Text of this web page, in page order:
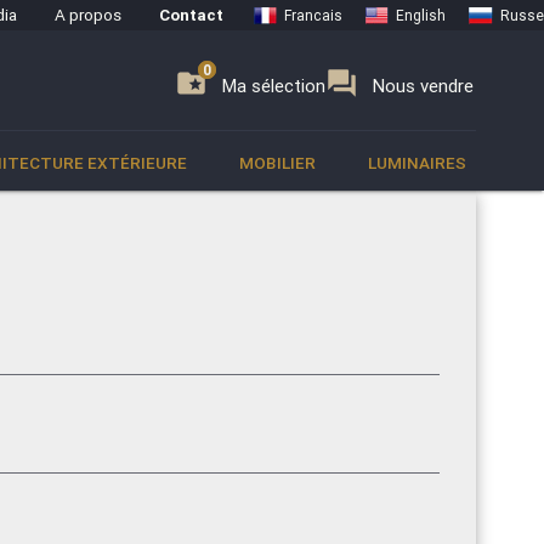
A propos Contact Francais English Russe
folder_special Ma sélection
0 forum Nous vendre
0
EXTÉRIEURE MOBILIER LUMINAIRES